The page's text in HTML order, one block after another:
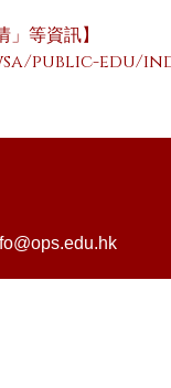
等資訊】
public-edu/